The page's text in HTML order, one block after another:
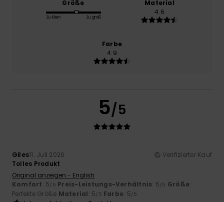
Größe
Zu klein Zu groß
Material
4.6
Farbe
4.9
5/5
Giles11. Juli 2026
Verifizierter Kauf
Tolles Produkt
Original anzeigen - English
Komfort: 5/5 Preis-Leistungs-Verhältnis: 5/5 Größe:
Perfekte Größe Material: 5/5 Farbe: 5/5